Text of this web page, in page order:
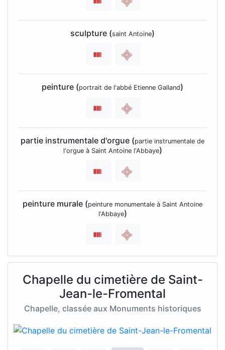
sculpture (saint Antoine)
peinture (portrait de l'abbé Etienne Galland)
partie instrumentale d'orgue (partie instrumentale de
l'orgue à Saint Antoine l'Abbaye)
peinture murale (peinture monumentale à Saint Antoine
l'Abbaye)
Chapelle du cimetière de Saint-
Jean-le-Fromental
Chapelle, classée aux Monuments historiques